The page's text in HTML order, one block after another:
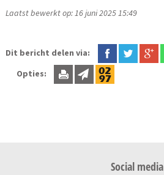
Laatst bewerkt op: 16 juni 2025 15:49
Dit bericht delen via:
Opties:
Social media